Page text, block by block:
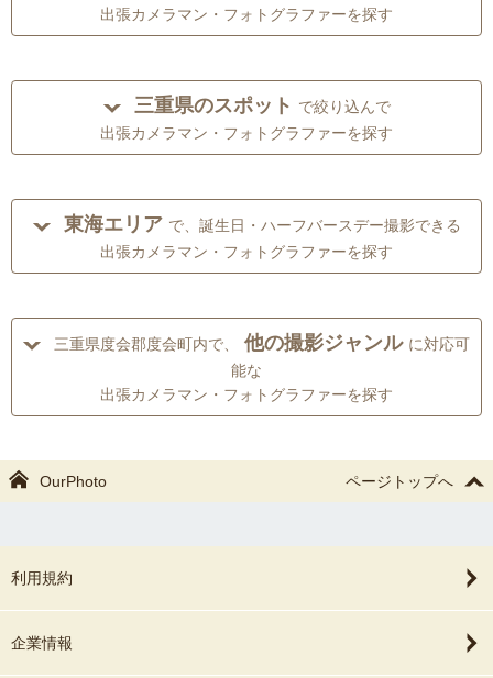
出張カメラマン・フォトグラファーを探す
三重県のスポット で絞り込んで
出張カメラマン・フォトグラファーを探す
東海エリア で、誕生日・ハーフバースデー撮影できる
出張カメラマン・フォトグラファーを探す
三重県度会郡度会町内で、 他の撮影ジャンル に対応可
能な
出張カメラマン・フォトグラファーを探す
OurPhoto ページトップへ
利用規約
企業情報